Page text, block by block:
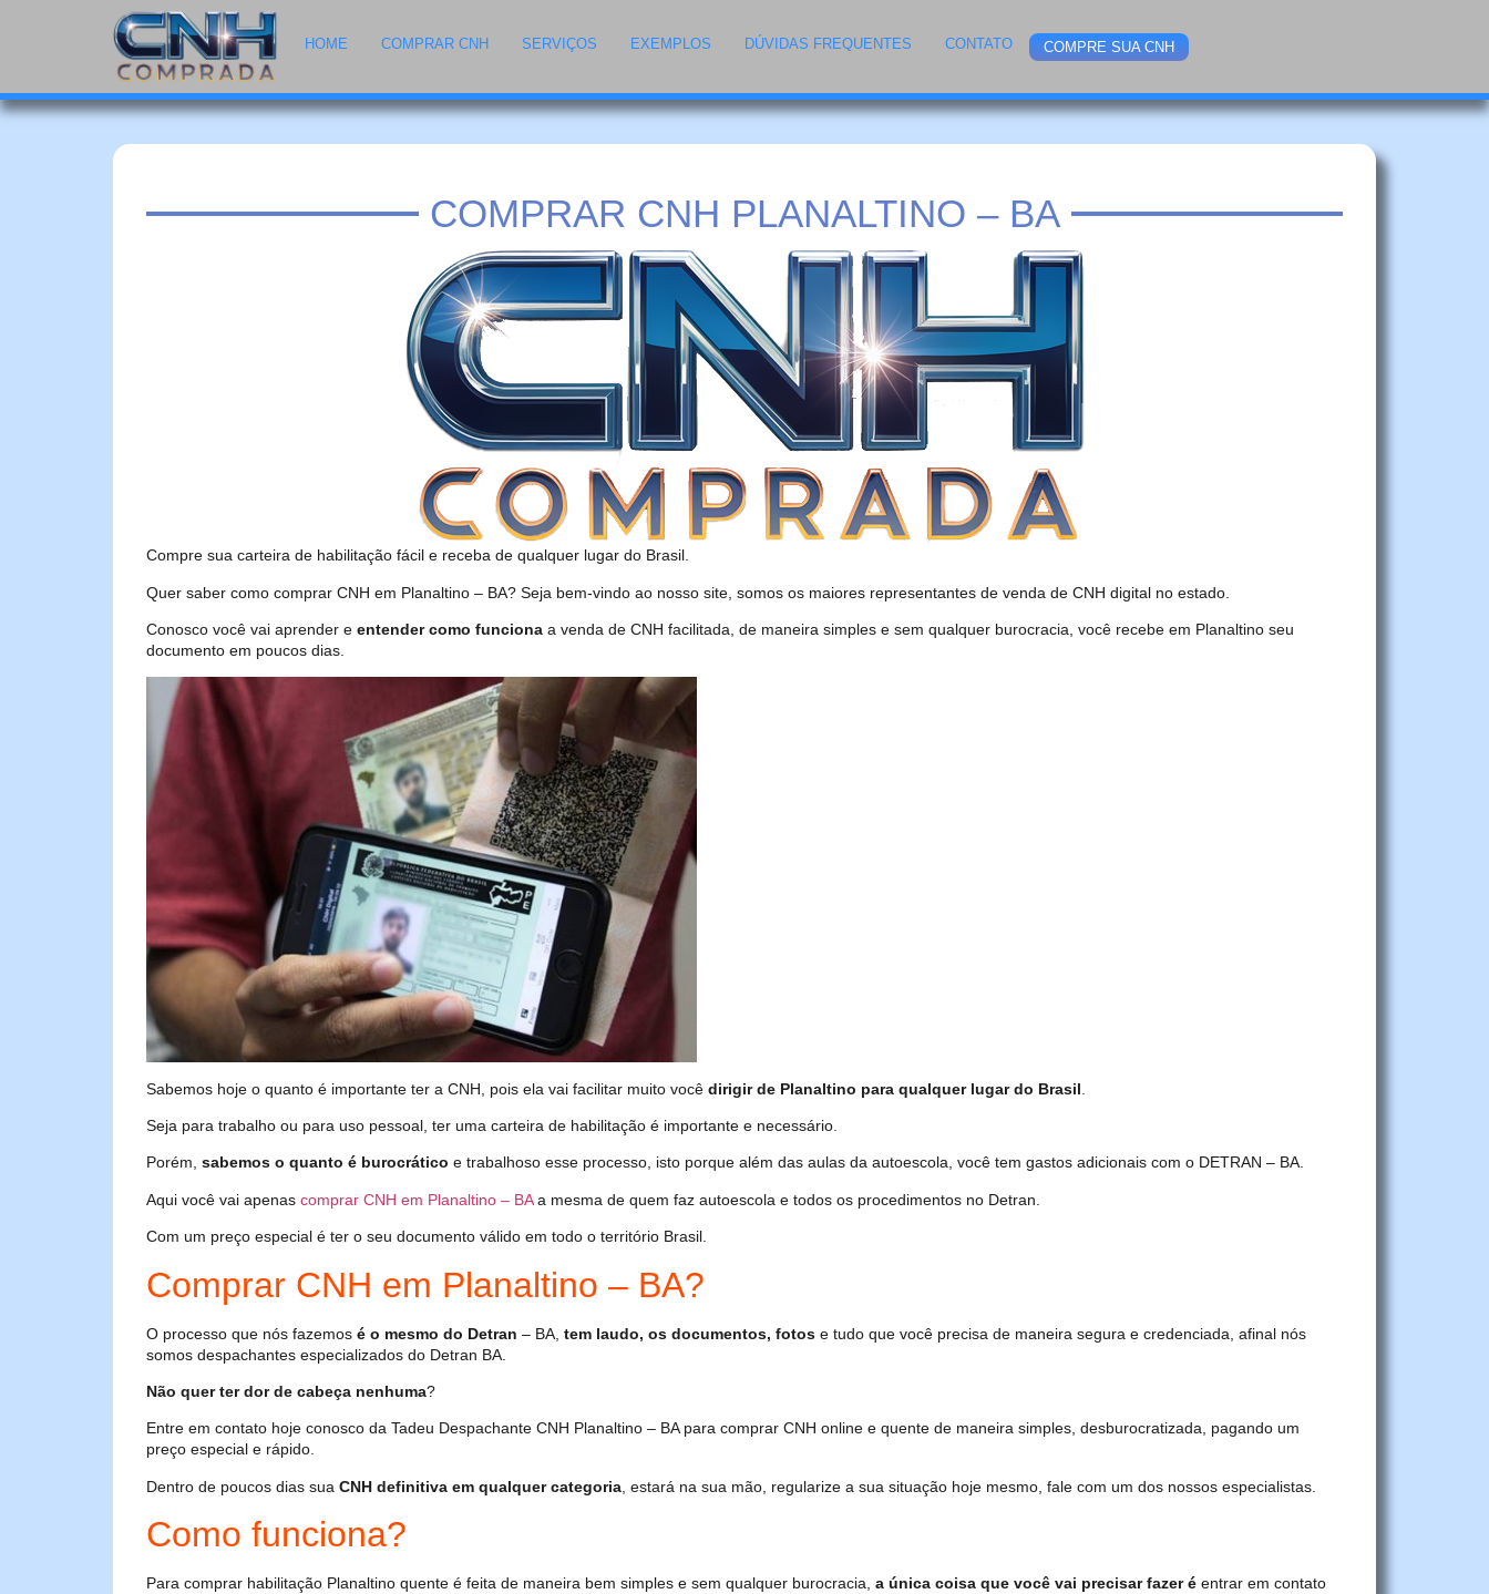
HOME COMPRAR CNH SERVIÇOS EXEMPLOS DÚVIDAS FREQUENTES CONTATO COMPRE SUA CNH
COMPRAR CNH PLANALTINO – BA
Compre sua carteira de habilitação fácil e receba de qualquer lugar do Brasil.
Quer saber como comprar CNH em Planaltino – BA? Seja bem-vindo ao nosso site, somos os maiores representantes de venda de CNH digital no estado.
Conosco você vai aprender e entender como funciona a venda de CNH facilitada, de maneira simples e sem qualquer burocracia, você recebe em Planaltino seu
documento em poucos dias.
Sabemos hoje o quanto é importante ter a CNH, pois ela vai facilitar muito você dirigir de Planaltino para qualquer lugar do Brasil
Seja para trabalho ou para uso pessoal, ter uma carteira de habilitação é importante e necessário.
Porém, sabemos o quanto é burocrático e trabalhoso esse processo, isto porque além das aulas da autoescola, você tem gastos adicionais com o DETRAN – BA.
Aqui você vai apenas comprar CNH em Planaltino – BAa mesma de quem faz autoescola e todos os procedimentos no Detran.
Com um preço especial é ter o seu documento válido em todo o território Brasil.
Comprar CNH em Planaltino – BA?
O processo que nós fazemos é o mesmo do Detran – BA, tem laudo, os documentos, fotos e tudo que você precisa de maneira segura e credenciada, afinal nós
somos despachantes especializados do Detran BA.
Não quer ter dor de cabeça nenhuma?
Entre em contato hoje conosco da Tadeu Despachante CNH Planaltino – BA para comprar CNH online e quente de maneira simples, desburocratizada, pagando um
preço especial e rápido.
Dentro de poucos dias sua CNH definitiva em qualquer categoria , estará na sua mão, regularize a sua situação hoje mesmo, fale com um dos nossos especialistas.
Como funciona?
Para comprar habilitação Planaltino quente é feita de maneira bem simples e sem qualquer burocracia, a única coisa que você vai precisar fazer é entrar em contato